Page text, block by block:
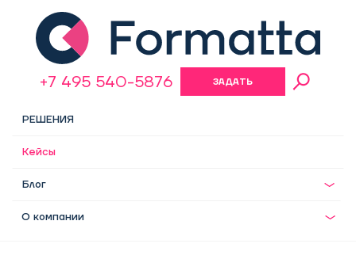
РЕШЕНИЯ
Кейсы
Блог
О компании
+7 495 540-5876 ЗАДАТЬ